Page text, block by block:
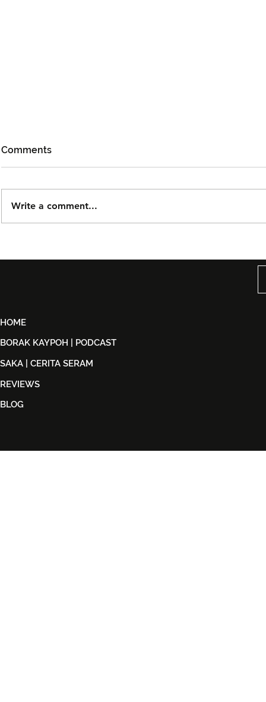
Michelle
Comments
Write a comment...
HOME
BORAK KAYPOH | PODCAST
SAKA | CERITA SERAM
REVIEWS
BLOG